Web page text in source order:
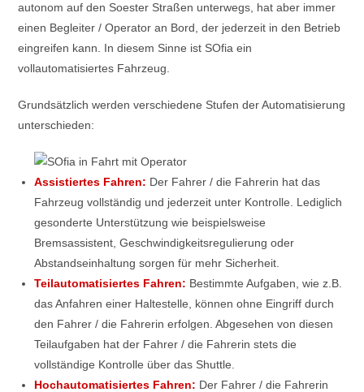
autonom auf den Soester Straßen unterwegs, hat aber immer
einen Begleiter / Operator an Bord, der jederzeit in den Betrieb
eingreifen kann. In diesem Sinne ist SOfia ein
vollautomatisiertes Fahrzeug.
Grundsätzlich werden verschiedene Stufen der Automatisierung
unterschieden:
Assistiertes Fahren: Der Fahrer / die Fahrerin hat das
Fahrzeug vollständig und jederzeit unter Kontrolle. Lediglich
gesonderte Unterstützung wie beispielsweise
Bremsassistent, Geschwindigkeitsregulierung oder
Abstandseinhaltung sorgen für mehr Sicherheit.
Teilautomatisiertes Fahren: Bestimmte Aufgaben, wie z.B.
das Anfahren einer Haltestelle, können ohne Eingriff durch
den Fahrer / die Fahrerin erfolgen. Abgesehen von diesen
Teilaufgaben hat der Fahrer / die Fahrerin stets die
vollständige Kontrolle über das Shuttle.
Hochautomatisiertes Fahren: Der Fahrer / die Fahrerin